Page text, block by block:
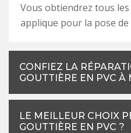
Vous obtiendrez tous
applique pour la pose
CONFIEZ LA
GOUTTIÈRE EN PVC À
LE MEILLEUR CHOIX
GOUTTIÈRE EN PVC ?